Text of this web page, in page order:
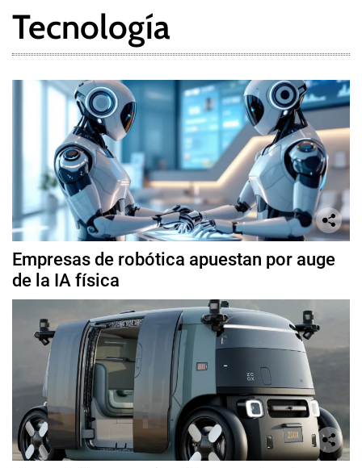
Tecnología
Empresas de robótica apuestan por auge
de la IA física